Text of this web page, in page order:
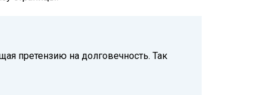
претензию на долговечность. Так